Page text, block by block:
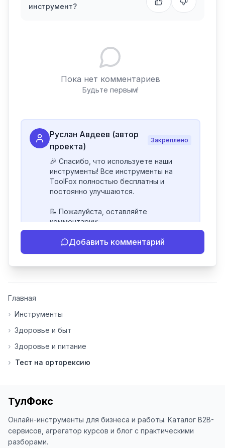
инструмент?
Пока нет комментариев
Будьте первым!
Руслан Авдеев (автор
проекта)
Закреплено
🎉 Спасибо, что используете наши
инструменты! Все инструменты на
ToolFox полностью бесплатны и
постоянно улучшаются.
📝 Пожалуйста, оставляйте
комментарии:
- Если инструмент работает
некорректно
инструменты нуждаются в доработке.
основе вашей обратной связи.
благодарен за отзыв о сайте в
наши инструменты!
Благодарю за доверие и
использование ToolFox! 🚀
Добавить комментарий
Главная
› Инструменты
› Здоровье и быт
› Здоровье и питание
› Тест на орторексию
ТулФокс
Онлайн-инструменты для бизнеса и работы. Каталог B2B-
сервисов, агрегатор курсов и блог с практическими
разборами.